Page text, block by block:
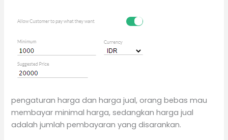
pengaturan harga dan harga jual, orang bebas mau
membayar minimal harga, sedangkan harga jual
adalah jumlah pembayaran yang disarankan.